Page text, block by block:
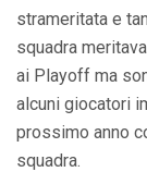
strameritata e
squadra
ai Playoff ma
alcuni giocatori
prossimo anno
squadra.